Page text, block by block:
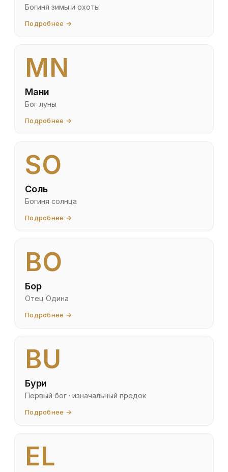
Богиня зимы и охоты
Подробнее →
MN
Мани
Бог луны
Подробнее →
SO
Соль
Богиня солнца
Подробнее →
BO
Бор
Отец Одина
Подробнее →
BU
Бури
Первый бог · изначальный предок
Подробнее →
EL